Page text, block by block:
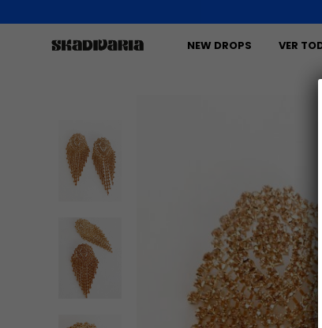
NEW DROPS VER